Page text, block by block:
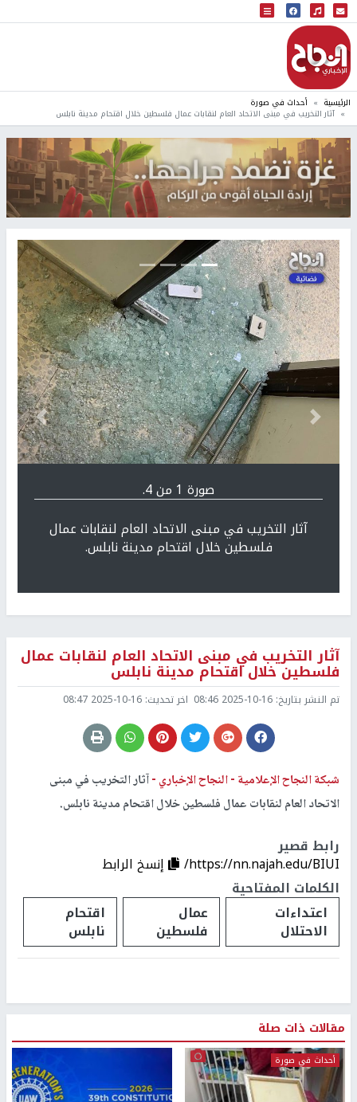
البث المباشر
إذاعة النجاح
الرئيسية أحداث في صورة
آثار التخريب في مبنى الاتحاد العام لنقابات عمال فلسطين خلال اقتحام مدينة نابلس
صورة 1 من 4.
آثار التخريب في مبنى الاتحاد العام لنقابات عمال
فلسطين خلال اقتحام مدينة نابلس.
Previous التالي
آثار التخريب في مبنى الاتحاد العام لنقابات عمال
فلسطين خلال اقتحام مدينة نابلس
تم النشر بتاريخ: 2025-10-16 08:46 اخر تحديث: 2025-10-16 08:47
شبكة النجاح الإعلامية -النجاح الإخباري -آثار التخريب في مبنى
الاتحاد العام لنقابات عمال فلسطين خلال اقتحام مدينة نابلس.
رابط قصير
https://nn.najah.edu/BIUI/
إنسخ الرابط
الكلمات المفتاحية
اعتداءات
الاحتلال
عمال
فلسطين
اقتحام
نابلس
مقالات ذات صلة
أحداث في صورة